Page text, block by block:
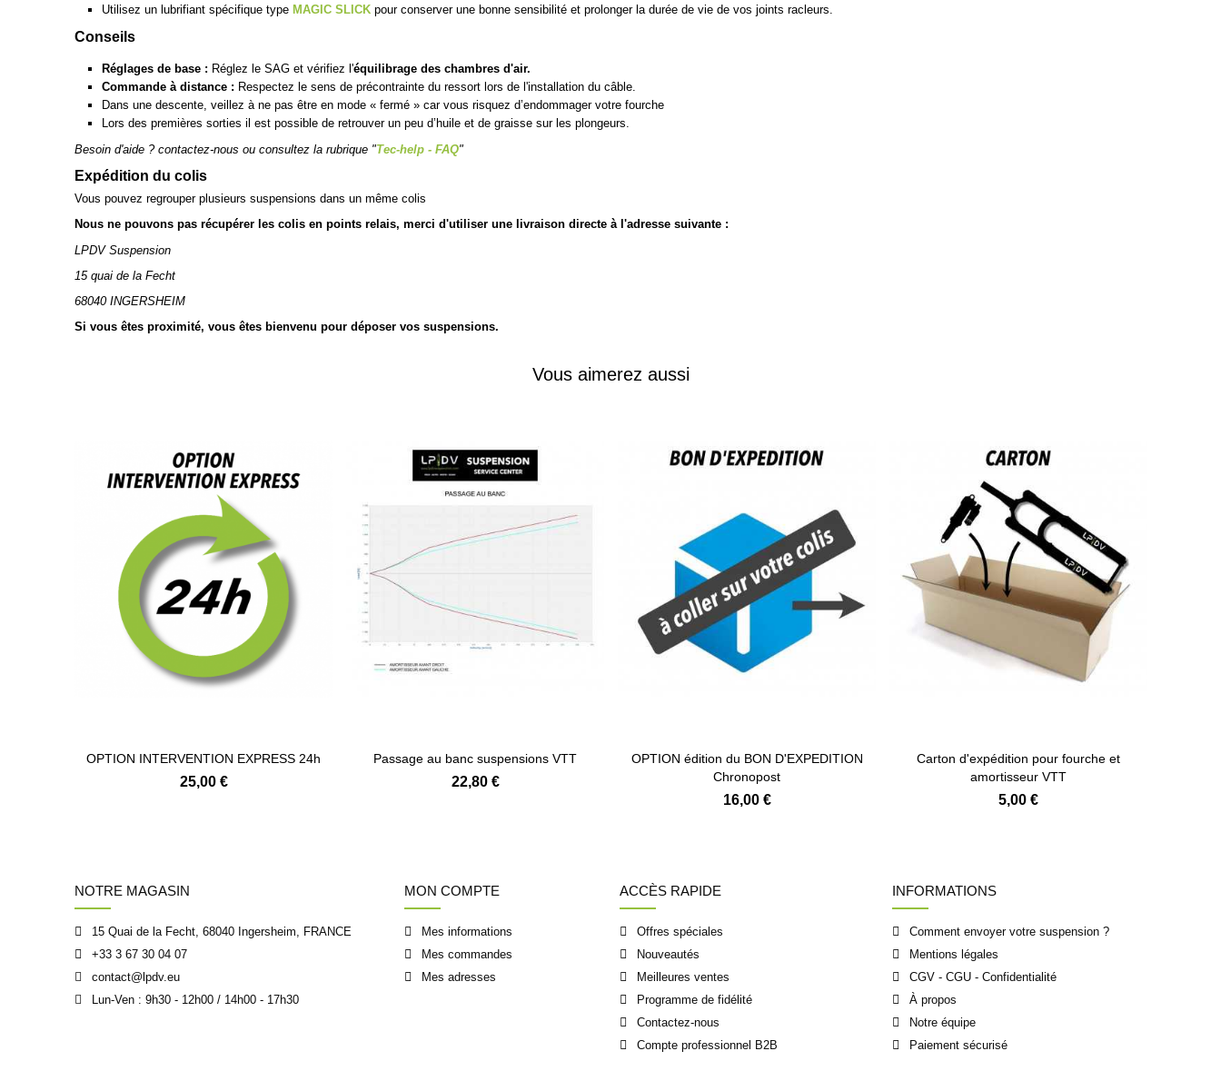
Utilisez un lubrifiant spécifique type MAGIC SLICK pour conserver une bonne sensibilité et prolonger la durée de vie de vos joints racleurs.
Conseils
Réglages de base : Réglez le SAG et vérifiez l'équilibrage des chambres d'air.
Commande à distance : Respectez le sens de précontrainte du ressort lors de l'installation du câble.
Dans une descente, veillez à ne pas être en mode « fermé » car vous risquez d’endommager votre fourche
Lors des premières sorties il est possible de retrouver un peu d’huile et de graisse sur les plongeurs.
Besoin d'aide ? contactez-nous ou consultez la rubrique "Tec-help - FAQ"
Expédition du colis
Vous pouvez regrouper plusieurs suspensions dans un même colis
Nous ne pouvons pas récupérer les colis en points relais, merci d'utiliser une livraison directe à l'adresse suivante :
LPDV Suspension
15 quai de la Fecht
68040 INGERSHEIM
Si vous êtes proximité, vous êtes bienvenu pour déposer vos suspensions.
Vous aimerez aussi
OPTION INTERVENTION EXPRESS 24h
25,00 €
Passage au banc suspensions VTT
22,80 €
OPTION édition du BON D'EXPEDITION
Chronopost
16,00 €
Carton d'expédition pour fourche et
amortisseur VTT
5,00 €
NOTRE MAGASIN
15 Quai de la Fecht, 68040 Ingersheim, FRANCE
+33 3 67 30 04 07
contact@lpdv.eu
Lun-Ven : 9h30 - 12h00 / 14h00 - 17h30
MON COMPTE
Mes informations
Mes commandes
Mes adresses
ACCÈS RAPIDE
Offres spéciales
Nouveautés
Meilleures ventes
Programme de fidélité
Contactez-nous
Compte professionnel B2B
INFORMATIONS
Comment envoyer votre suspension ?
Mentions légales
CGV - CGU - Confidentialité
À propos
Notre équipe
Paiement sécurisé